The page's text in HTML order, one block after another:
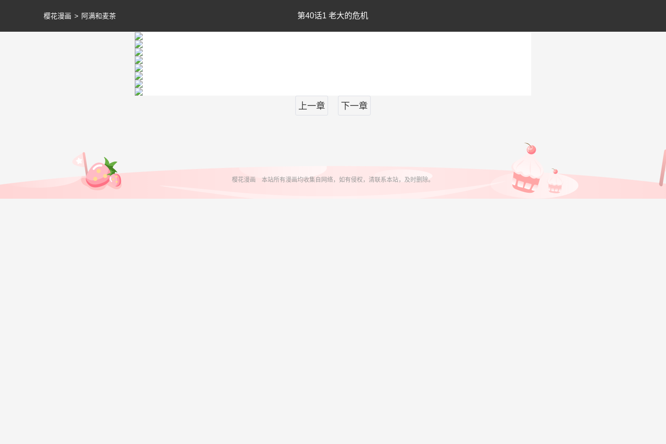
樱花漫画 > 阿满和麦茶 第40话1 老大的危机
上一章 下一章
樱花漫画 本站所有漫画均收集自网络，如有侵权，清联系本站，及时删除。